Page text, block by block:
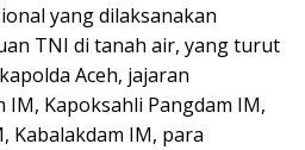
yang dilaksanakan
TNI di tanah air, yang turut
Aceh, jajaran
IM, Kapoksahli Pangdam IM,
Kabalakdam IM, para